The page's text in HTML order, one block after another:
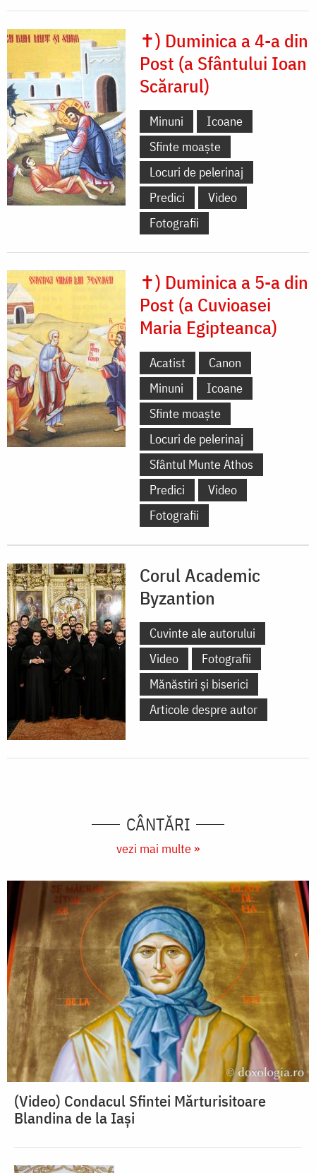
✝) Duminica a 4-a din
Post (a Sfântului Ioan
Scărarul)
Minuni
Icoane
Sfinte moaște
Locuri de pelerinaj
Predici
Video
Fotografii
✝) Duminica a 5-a din
Post (a Cuvioasei
Maria Egipteanca)
Acatist
Canon
Minuni
Icoane
Sfinte moaște
Locuri de pelerinaj
Sfântul Munte Athos
Predici
Video
Fotografii
Corul Academic
Byzantion
Cuvinte ale autorului
Video
Fotografii
Mănăstiri și biserici
Articole despre autor
CÂNTĂRI
vezi mai multe »
(Video) Condacul Sfintei Mărturisitoare
Blandina de la Iași